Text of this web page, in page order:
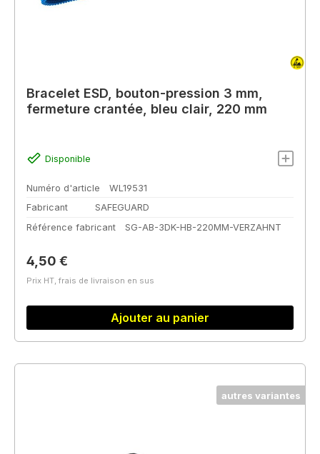
Bracelet ESD, bouton-pression 3 mm,
fermeture crantée, bleu clair, 220 mm
Disponible
Numéro d'article
WL19531
Fabricant
SAFEGUARD
Référence fabricant
SG-AB-3DK-HB-220MM-VERZAHNT
Prix régulier :
4,50 €
Prix HT, frais de livraison en sus
Ajouter au panier
autres variantes